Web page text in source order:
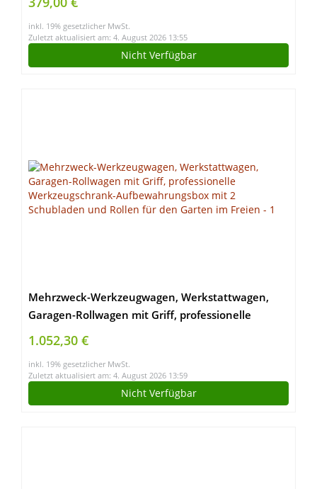
inkl. 19% gesetzlicher MwSt.
Zuletzt aktualisiert am: 4. August 2026 13:55
Nicht Verfügbar
Mehrzweck-Werkzeugwagen, Werkstattwagen,
Garagen-Rollwagen mit Griff, professionelle
Werkzeugschrank-Aufbewahrungsbox mit 2
Schubladen und Rollen für den Garten im Freien
1.052,30 €
inkl. 19% gesetzlicher MwSt.
Zuletzt aktualisiert am: 4. August 2026 13:59
Nicht Verfügbar